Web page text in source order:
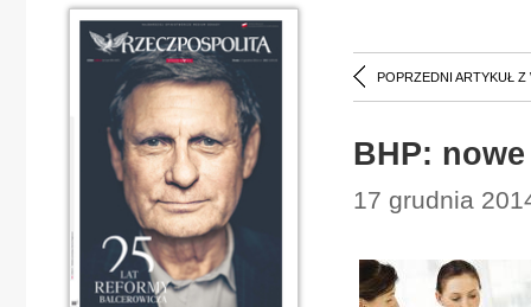
POPRZEDNI ARTYKUŁ Z
BHP:
17 grudnia